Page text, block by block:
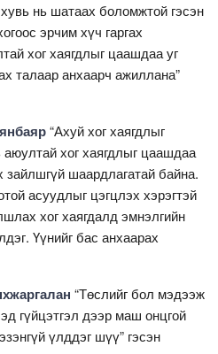
нь шатаах боломжтой гэсэн
эрчим хүч гаргах
хог хаягдлыг цаашдаа уг
талаар анхаарч ажиллана”
“Ахуй хог хаягдлыг
хог хаягдлыг цаашдаа
шаардлагатай байна.
асуудлыг цэгцлэх хэрэгтэй
хог хаягдалд эмнэлгийн
Үүнийг бас анхаарах
“Төслийг бол мэдээж
гүйцэтгэл дээр маш онцгой
үлддэг шүү” гэсэн